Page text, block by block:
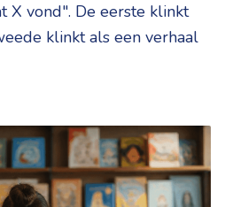
X vond". De eerste klinkt
klinkt als een verhaal